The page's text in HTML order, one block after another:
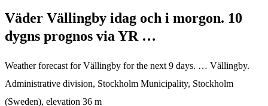
Väder Vällingby idag och i morgon. 10
dygns prognos via YR …
Weather forecast for Vällingby for the next 9 days. … Vällingby.
Administrative division, Stockholm Municipality, Stockholm
(Sweden), elevation 36 m